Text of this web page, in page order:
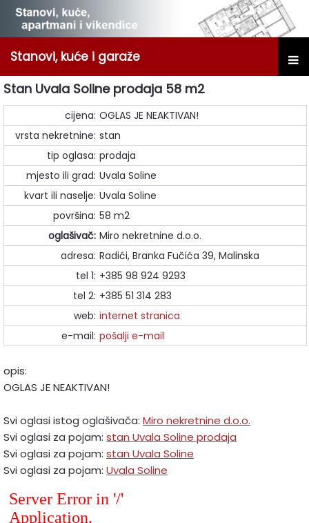
Stanovi, kuće i garaže
Stan Uvala Soline prodaja 58 m2
cijena: OGLAS JE NEAKTIVAN!
vrsta nekretnine: stan
tip oglasa: prodaja
mjesto ili grad: Uvala Soline
kvart ili naselje: Uvala Soline
površina: 58 m2
oglašivač: Miro nekretnine d.o.o.
adresa: Radići, Branka Fučića 39, Malinska
tel 1: +385 98 924 9293
tel 2: +385 51 314 283
web: internet stranica
e-mail: pošalji e-mail
opis:
OGLAS JE NEAKTIVAN!
Svi oglasi istog oglašivača: Miro nekretnine d.o.o.
Svi oglasi za pojam: stan Uvala Soline prodaja
Svi oglasi za pojam: stan Uvala Soline
Svi oglasi za pojam: Uvala Soline